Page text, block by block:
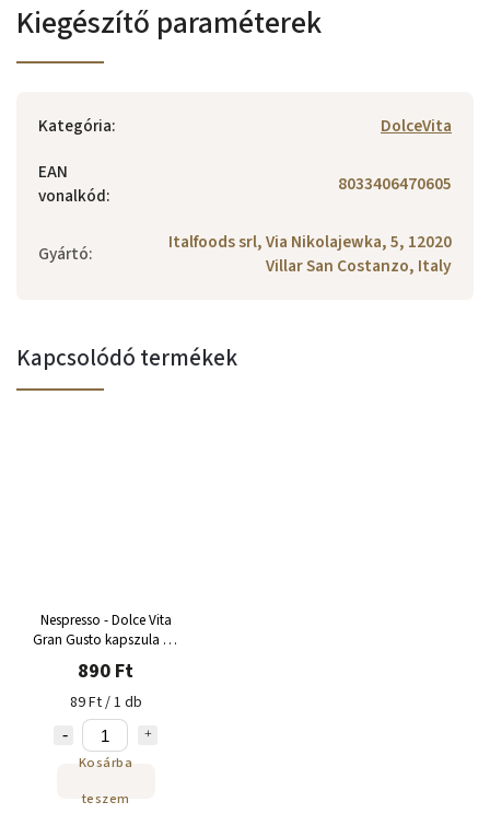
Kiegészítő paraméterek
Kategória:
DolceVita
EAN
vonalkód: 8033406470605
Gyártó:
Italfoods srl, Via Nikolajewka, 5, 12020
Villar San Costanzo, Italy
Kapcsolódó termékek
Nespresso - Dolce Vita
Gran Gusto kapszula 10
adag
890 Ft
89 Ft / 1 db
Kosárba
teszem